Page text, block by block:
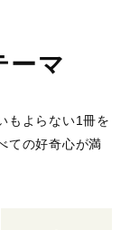
ーマ
もよらない1冊を
ての好奇心が満